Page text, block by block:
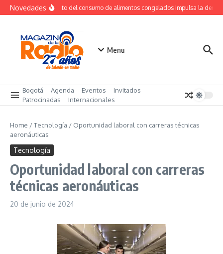
Saltar al contenido
NovedadesCrecimiento del consumo de alimentos congelados impulsa la
Menu
Bogotá Agenda Eventos
Invitados
Patrocinadas
Internacionales
Home /Tecnología / Oportunidad laboral con carreras técnicas
aeronáuticas
Tecnología
Oportunidad laboral con carreras
técnicas aeronáuticas
20 de junio de 2024